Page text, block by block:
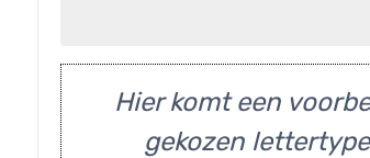
Hier komt een
gekozen